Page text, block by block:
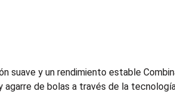
suave y un rendimiento estable
de bolas a través de la